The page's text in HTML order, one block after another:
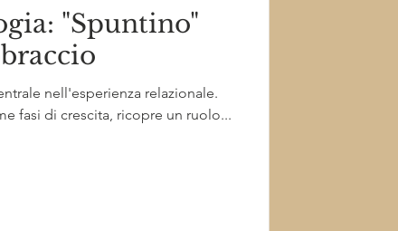
"Spuntino"
nell'esperienza relazionale.
fasi di crescita, ricopre un ruolo...